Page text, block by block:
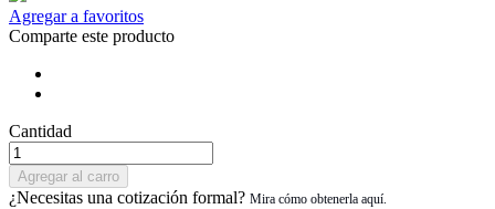
Agregar a favoritos
Comparte este producto
Cantidad
Agregar al carro
¿Necesitas una cotización formal?